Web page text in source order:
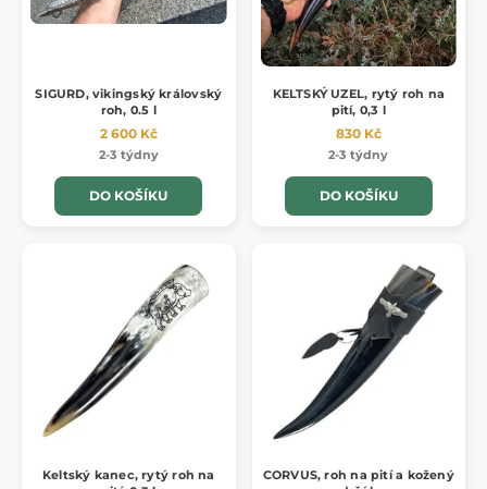
SIGURD, vikingský královský
roh, 0.5 l
2 600 Kč
2-3 týdny
DO KOŠÍKU
KELTSKÝ UZEL, rytý roh na
pití, 0,3 l
830 Kč
2-3 týdny
DO KOŠÍKU
Keltský kanec, rytý roh na
CORVUS, roh na pití a kožený